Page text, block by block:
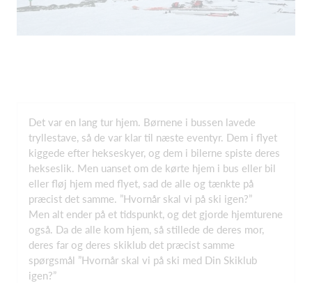
Det var en lang tur hjem. Børnene i bussen lavede
tryllestave, så de var klar til næste eventyr. Dem i flyet
kiggede efter hekseskyer, og dem i bilerne spiste deres
hekseslik. Men uanset om de kørte hjem i bus eller bil
eller fløj hjem med flyet, sad de alle og tænkte på
præcist det samme. ”Hvornår skal vi på ski igen?”
Men alt ender på et tidspunkt, og det gjorde hjemturene
også. Da de alle kom hjem, så stillede de deres mor,
deres far og deres skiklub det præcist samme
spørgsmål ”Hvornår skal vi på ski med Din Skiklub
igen?”